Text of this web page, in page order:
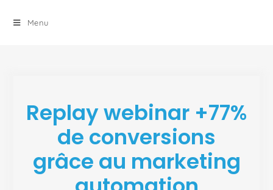
Menu
Replay webinar +77%
de conversions
grâce au marketing